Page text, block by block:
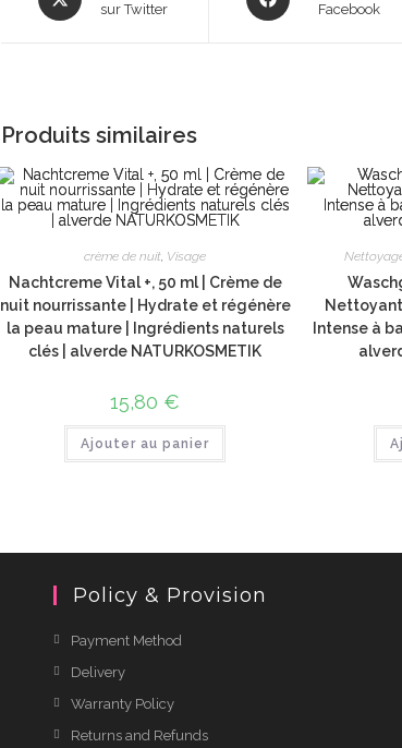
in
sur Twitter
in
Facebook
Produits similaires
crème de nuit, Visage
Nachtcreme Vital +, 50 ml | Crème de
nuit nourrissante | Hydrate et régénère
la peau mature | Ingrédients naturels
clés | alverde NATURKOSMETIK
15,80 €
Ajouter au panier
Intense à
Policy & Provision
Payment Method
Delivery
Warranty Policy
Returns and Refunds